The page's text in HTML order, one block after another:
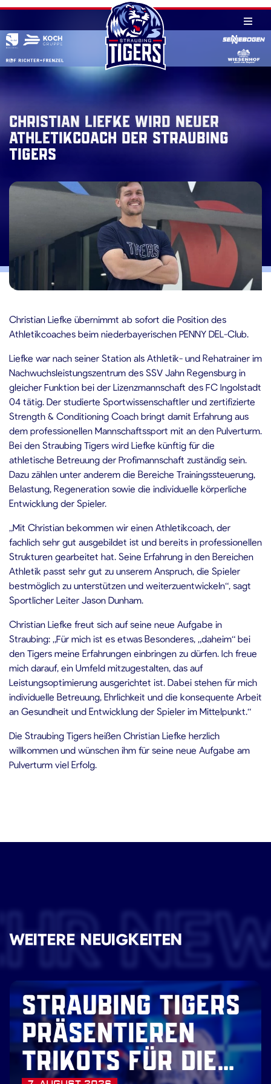
Skip
content
Christian Liefke wird neuer
Athletikcoach der Straubing
Tigers
Christian Liefke übernimmt ab sofort die Position des
Athletikcoaches beim niederbayerischen PENNY DEL-Club.
Liefke war nach seiner Station als Athletik- und Rehatrainer im
Nachwuchsleistungszentrum des SSV Jahn Regensburg in
gleicher Funktion bei der Lizenzmannschaft des FC Ingolstadt
04 tätig. Der studierte Sportwissenschaftler und zertifizierte
Strength & Conditioning Coach bringt damit Erfahrung aus
dem professionellen Mannschaftssport mit an den Pulverturm.
Bei den Straubing Tigers wird Liefke künftig für die
athletische Betreuung der Profimannschaft zuständig sein.
Dazu zählen unter anderem die Bereiche Trainingssteuerung,
Belastung, Regeneration sowie die individuelle körperliche
Entwicklung der Spieler.
„Mit Christian bekommen wir einen Athletikcoach, der
fachlich sehr gut ausgebildet ist und bereits in professionellen
Strukturen gearbeitet hat. Seine Erfahrung in den Bereichen
Athletik passt sehr gut zu unserem Anspruch, die Spieler
bestmöglich zu unterstützen und weiterzuentwickeln“, sagt
Sportlicher Leiter Jason Dunham.
Christian Liefke freut sich auf seine neue Aufgabe in
Straubing: „Für mich ist es etwas Besonderes, „daheim“ bei
den Tigers meine Erfahrungen einbringen zu dürfen. Ich freue
mich darauf, ein Umfeld mitzugestalten, das auf
Leistungsoptimierung ausgerichtet ist. Dabei stehen für mich
individuelle Betreuung, Ehrlichkeit und die konsequente Arbeit
an Gesundheit und Entwicklung der Spieler im Mittelpunkt.“
Die Straubing Tigers heißen Christian Liefke herzlich
willkommen und wünschen ihm für seine neue Aufgabe am
Pulverturm viel Erfolg.
WEITERE NEUIGKEITEN
STRAUBING TIGERS
PRÄSENTIEREN
TRIKOTS FÜR DIE